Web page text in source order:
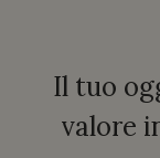
Il tuo
valore